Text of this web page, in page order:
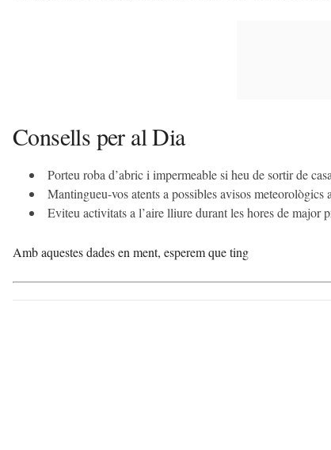
Consells per al Dia
Porteu roba d’abric i impermeable si heu de sortir de
Mantingueu-vos atents a possibles avisos meteorològics
Eviteu activitats a l’aire lliure durant les hores de major
Amb aquestes dades en ment, esperem que ting